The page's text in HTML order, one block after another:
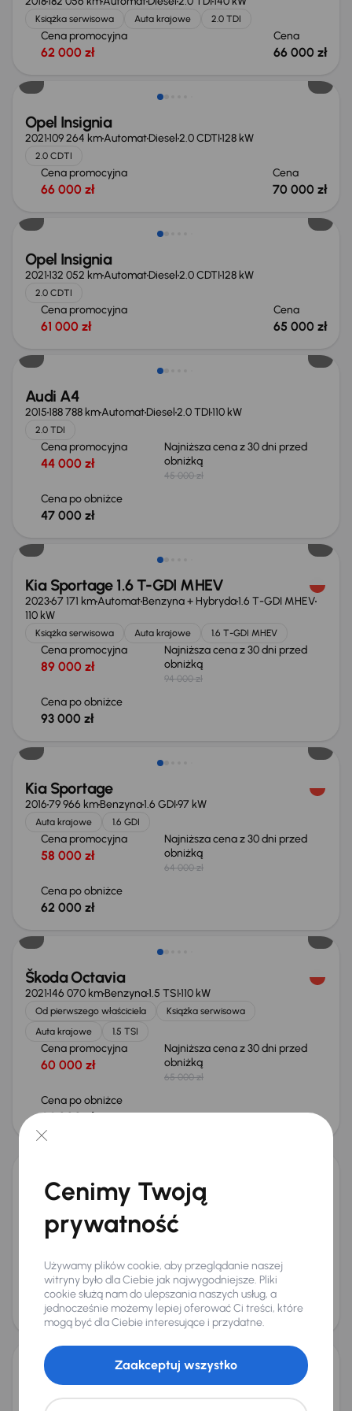
Książka serwisowa Auta krajowe 2.0 TDI
Cena promocyjna
62 000 zł
Cena
66 000 zł
Opel Insignia
2021109 264 kmAutomatDiesel2.0 CDTI128 kW
2.0 CDTI
Cena promocyjna
66 000 zł
Cena
70 000 zł
Opel Insignia
2021132 052 kmAutomatDiesel2.0 CDTI128 kW
2.0 CDTI
Cena promocyjna
61 000 zł
Cena
65 000 zł
Audi A4
2015188 788 kmAutomatDiesel2.0 TDI110 kW
2.0 TDI
Cena promocyjna
44 000 zł
Najniższa cena z 30 dni przed
obniżką
45 000 zł
Cena po obniżce
47 000 zł
Kia Sportage 1.6 T-GDI MHEV
202367 171 kmAutomatBenzyna + Hybryda1.6 T-GDI MHEV
110 kW
Książka serwisowa Auta krajowe 1.6 T-GDI MHEV
Cena promocyjna
89 000 zł
Najniższa cena z 30 dni przed
obniżką
94 000 zł
Cena po obniżce
93 000 zł
Kia Sportage
201679 966 kmBenzyna1.6 GDI97 kW
Auta krajowe 1.6 GDI
Cena promocyjna
58 000 zł
Najniższa cena z 30 dni przed
obniżką
64 000 zł
Cena po obniżce
62 000 zł
Taniej o 1 000 zł
Škoda Octavia
2021146 070 kmBenzyna1.5 TSI110 kW
Od pierwszego właściciela
Książka serwisowa
Auta krajowe
1.5 TSI
Cena promocyjna
60 000 zł
Najniższa cena z 30 dni przed
obniżką
65 000 zł
Cena po obniżce
64 000 zł
Taniej o 1 500 zł
Škoda Octavia
Automat 2.0 TDI
Auta krajowe 2.0 TDI
40 000 zł
obniżką
44 500 zł
Cena po obniżce
43 000 zł
Możliwość odliczenia VAT
Dacia Duster
127 899 kmDiesel1.5 Blue dCi85 kW
Cenimy Twoją
prywatność
Używamy plików cookie, aby przeglądanie naszej
witryny było dla Ciebie jak najwygodniejsze. Pliki
cookie służą nam do ulepszania naszych usług, a
jednocześnie możemy lepiej oferować Ci treści, które
mogą być dla Ciebie interesujące i przydatne.
Zaakceptuj wszystko